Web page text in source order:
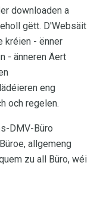
downloaden a
gëtt. D'Websäit
kréien - ënner
- änneren Äert
eng
och regelen.
DMV-Büro
allgemeng
zu all Büro, wéi